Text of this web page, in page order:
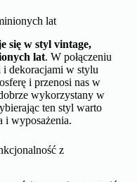
wnętrzarskich –
wnętrzarskich, a
dostosowując
Granatowa
dla salonu, który jest
lat